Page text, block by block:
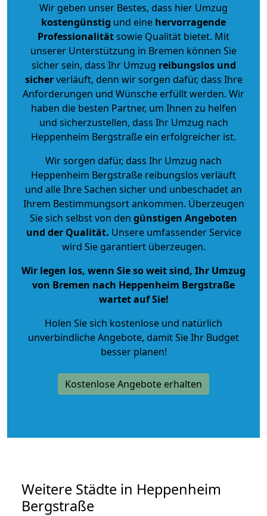
Wir geben unser Bestes, dass hier Umzug
kostengünstig und eine hervorragende
Professionalitätsowie Qualität bietet. Mit
unserer Unterstützung in Bremen können Sie
sicher sein, dass Ihr Umzug reibungslos und
sicherverläuft, denn wir sorgen dafür, dass Ihre
Anforderungen und Wünsche erfüllt werden. Wir
haben die besten Partner, um Ihnen zu helfen
und sicherzustellen, dass Ihr Umzug nach
Heppenheim Bergstraße ein erfolgreicher ist.
Wir sorgen dafür, dass Ihr Umzug nach
Heppenheim Bergstraße reibungslos verläuft
und alle Ihre Sachen sicher und unbeschadet an
Ihrem Bestimmungsort ankommen. Überzeugen
Sie sich selbst von den günstigen Angeboten
und der Qualität. Unsere umfassender Service
wird Sie garantiert überzeugen.
Wir legen los, wenn Sie so weit sind, Ihr Umzug
von Bremen nach Heppenheim Bergstraße
wartet auf Sie!
Holen Sie sich kostenlose und natürlich
unverbindliche Angebote, damit Sie Ihr Budget
besser planen!
Kostenlose Angebote erhalten
Weitere Städte in Heppenheim
Bergstraße